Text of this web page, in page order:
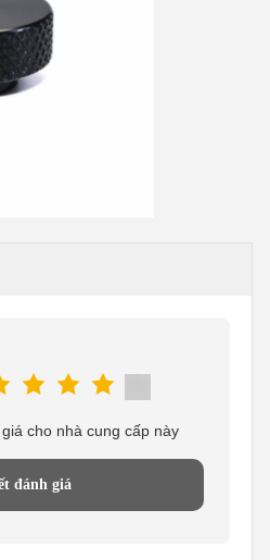
cho nhà cung cấp này
đánh giá